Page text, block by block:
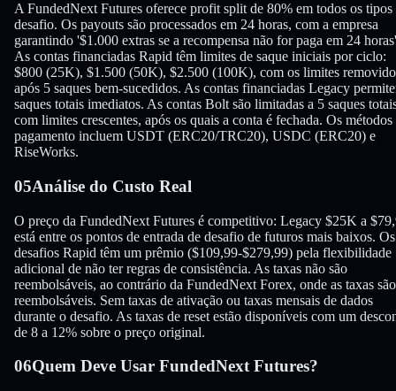
A FundedNext Futures oferece profit split de 80% em todos os tipos
desafio. Os payouts são processados em 24 horas, com a empresa
garantindo '$1.000 extras se a recompensa não for paga em 24
As contas financiadas Rapid têm limites de saque iniciais por ciclo:
$800 (25K), $1.500 (50K), $2.500 (100K), com os limites
após 5 saques bem-sucedidos. As contas financiadas Legacy
saques totais imediatos. As contas Bolt são limitadas a 5 saques
com limites crescentes, após os quais a conta é fechada. Os métodos
pagamento incluem USDT (ERC20/TRC20), USDC (ERC20) e
RiseWorks.
05Análise do Custo Real
O preço da FundedNext Futures é competitivo: Legacy $25K a
está entre os pontos de entrada de desafio de futuros mais baixos. Os
desafios Rapid têm um prêmio ($109,99-$279,99) pela flexibilidade
adicional de não ter regras de consistência. As taxas não são
reembolsáveis, ao contrário da FundedNext Forex, onde as taxas são
reembolsáveis. Sem taxas de ativação ou taxas mensais de dados
durante o desafio. As taxas de reset estão disponíveis com um
de 8 a 12% sobre o preço original.
06Quem Deve Usar FundedNext Futures?